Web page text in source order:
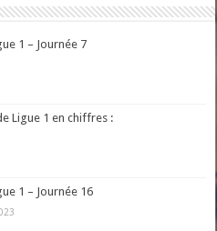
1 – Journée 7
Ligue 1 en chiffres :
1 – Journée 16